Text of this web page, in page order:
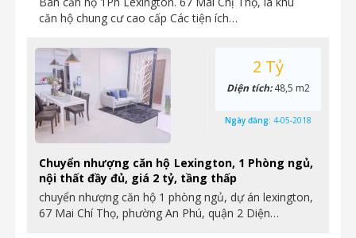
căn hộ chung cư cao cấp Các tiện ích…
Chuyển nhượng căn hộ Lexington, 1 Phòng ngủ,
nội thất đầy đủ, giá 2 tỷ, tầng thấp
chuyển nhượng căn hộ 1 phòng ngủ, dự án lexington,
67 Mai Chí Thọ, phường An Phú, quận 2 Diện…
2 Tỷ
Diện tích:48,5 m2
Ngày đăng: 4-05-2018